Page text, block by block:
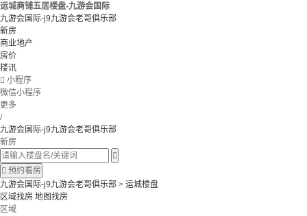
运城商铺五居楼盘-九游会国际
九游会国际-j9九游会老哥俱乐部
新房
商业地产
房价
楼讯
 小程序
微信小程序
更多
/
九游会国际-j9九游会老哥俱乐部
新房

 预约看房
九游会国际-j9九游会老哥俱乐部 > 运城楼盘
区域找房 地图找房
区域